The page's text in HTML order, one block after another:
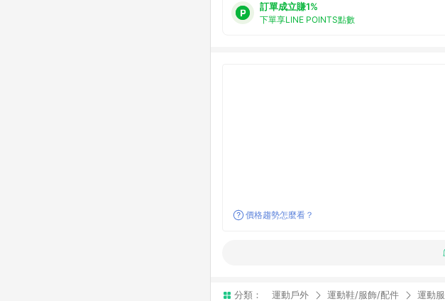
訂單成立賺1%
下單享LINE POINTS點數
價格趨勢怎麼看？
分類： 運動戶外 運動鞋/服飾/配件 運動服